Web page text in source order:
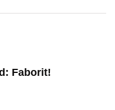
Faborit!